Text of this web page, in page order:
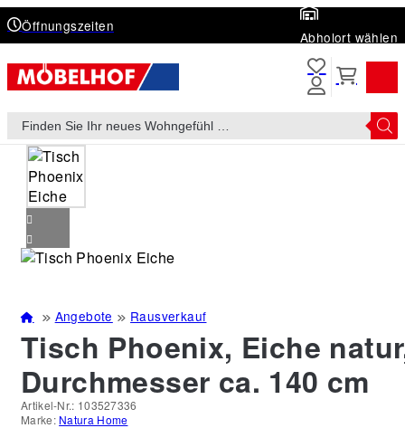
Öffnungszeiten
Abholort wählen
Products
search
Angebote Rausverkauf
Tisch Phoenix, Eiche
Durchmesser ca. 140 cm
Artikel-Nr.: 103527336
Marke: Natura Home